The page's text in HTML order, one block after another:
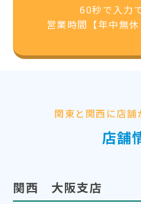
60秒で入力
営業時間【年中無
関東と関西に店舗
店舗
関西 大阪支店